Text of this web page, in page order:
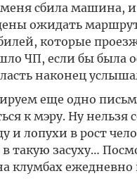
сбила машина,
ожидать
которые
ЧП, если бы была
наконец
еще одно
к мэру. Ну нельзя
и лопухи в рост
в такую засуху…
клумбах ежедневно